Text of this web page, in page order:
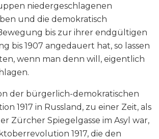
niedergeschlagenen
und die demokratisch
bis zur ihrer endgültigen
bis 1907 angedauert hat, so lassen
wenn man denn will, eigentlich
der bürgerlich-demokratischen
1917 in Russland, zu einer Zeit, als
Zürcher Spiegelgasse im Asyl war,
1917, die den